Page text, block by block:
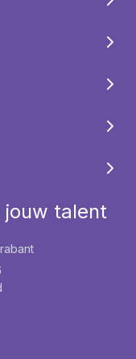
jouw talent